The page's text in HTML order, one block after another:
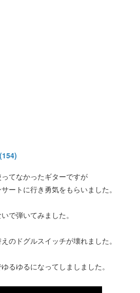
てなかったギターですが
ートに行き勇気をもらいました。
で弾いてみました。
のドグルスイッチが壊れました。
るゆるになってしましました。